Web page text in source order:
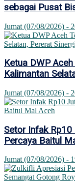
sebagai Pusat
Jumat (07/08/2026) -
Ketua DWP
Kalimantan
Jumat (07/08/2026) -
Setor Infak Rp10
Percaya Baitul
Jumat (07/08/2026) -